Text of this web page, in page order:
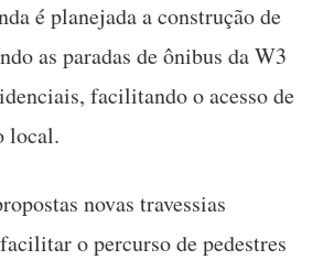
é planejada a construção de
as paradas de ônibus da W3
facilitando o acesso de
local.
novas travessias
o percurso de pedestres